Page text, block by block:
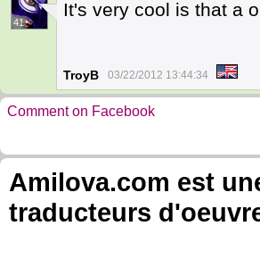
41
It's very cool is that a
TroyB 03/22/2012 13:44:34
Comment on Facebook
Amilova.com est
traducteurs